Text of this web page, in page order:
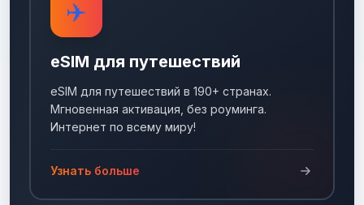
✈️
eSIM для путешествий
eSIM для путешествий в 190+ странах.
Мгновенная активация, без роуминга.
Интернет по всему миру!
Узнать больше